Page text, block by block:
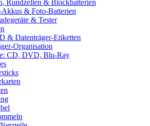
Rundzellen & Blockbatterien
Akkus & Foto-Batterien
& Tester
& Datenträger-Etiketten
Organisation
CD, DVD, Blu-Ray